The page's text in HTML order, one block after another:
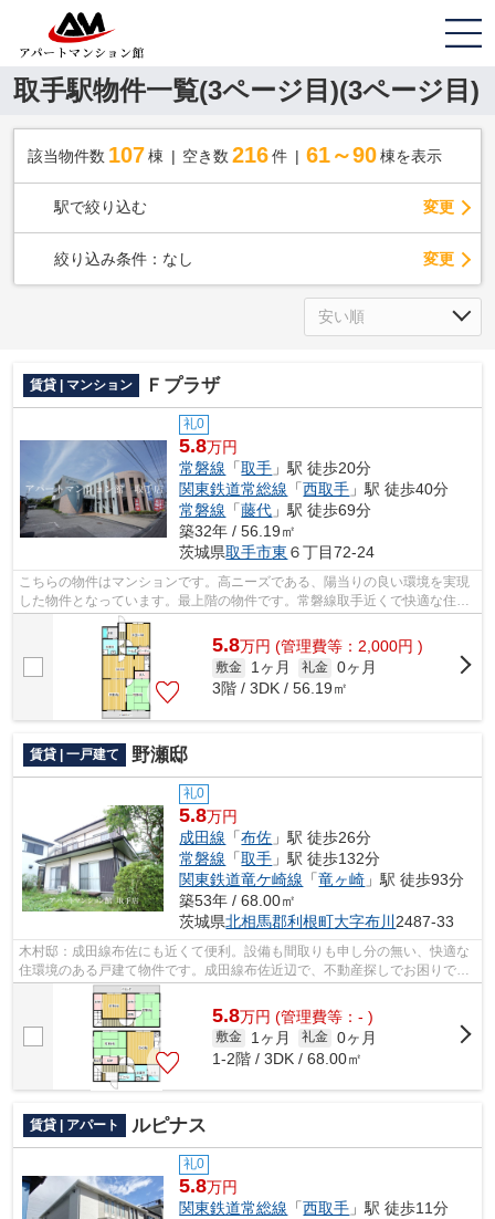
取手駅物件一覧(3ページ目)(3ページ目)
該当物件数 107棟 空き数 216 件 61～90 棟を表示
駅で絞り込む 変更
絞り込み条件： なし 変更
賃貸 | マンション Ｆプラザ
礼0
5.8万円
常磐線 「取手 」駅 徒歩20分
関東鉄道常総線 「西取手 」駅 徒歩40分
常磐線 「藤代 」駅 徒歩69分
築32年 / 56.19㎡
茨城県取手市東 ６丁目72-24
こちらの物件はマンションです。高ニーズである、陽当りの良い環境を実現
した物件となっています。最上階の物件です。常磐線取手近くで快適な住環
境をお求めなら0297-72-1181にてアパ...
5.8万円 (管理費等：2,000円 )
敷金 1ヶ月 礼金 0ヶ月
3階 / 3DK / 56.19㎡
賃貸 | 一戸建て 野瀬邸
礼0
5.8万円
成田線 「布佐 」駅 徒歩26分
常磐線 「取手 」駅 徒歩132分
関東鉄道竜ケ崎線 「竜ヶ崎 」駅 徒歩93分
築53年 / 68.00㎡
茨城県北相馬郡利根町大字布川2487-33
木村邸：成田線布佐にも近くて便利。設備も間取りも申し分の無い、快適な
住環境のある戸建て物件です。成田線布佐近辺で、不動産探しでお困りでし
たら、まずはアパートマンション館 ...
5.8万円 (管理費等：- )
敷金 1ヶ月 礼金 0ヶ月
1-2階 / 3DK / 68.00㎡
賃貸 | アパート ルピナス
礼0
5.8万円
関東鉄道常総線 「西取手 」駅 徒歩11分